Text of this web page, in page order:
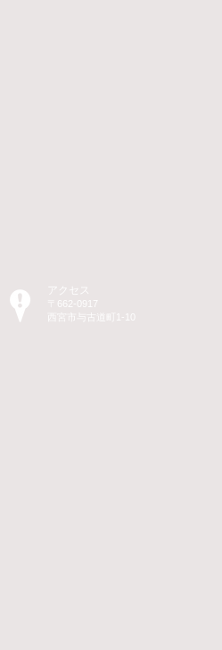
アクセス
〒662-0917
​西宮市与古道町1-10